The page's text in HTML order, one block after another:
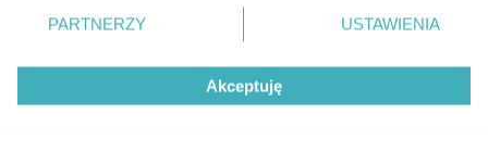
zmienić/wycofać klikając przycisk ustawień prywatności
znajdujący się w lewym dolnym rogu strony
rodzaje przetwarzania danych nie wymagają zgody
użytkownika, ale masz prawo sprzeciwić się takiemu
przetwarzaniu. Preferencje będą miały zastosowanie tylko
PARTNERZY USTAWIENIA
Akceptuję